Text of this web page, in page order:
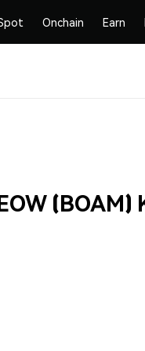
Onchain Earn
(BOAM)